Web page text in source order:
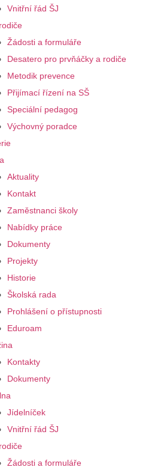
Vnitřní řád ŠJ
Žádosti a formuláře
Desatero pro prvňáčky a rodiče
Metodik prevence
Přijímací řízení na SŠ
Speciální pedagog
Výchovný poradce
Aktuality
Kontakt
Zaměstnanci školy
Nabídky práce
Dokumenty
Projekty
Historie
Školská rada
Prohlášení o přístupnosti
Eduroam
Kontakty
Dokumenty
Jídelníček
Vnitřní řád ŠJ
Žádosti a formuláře